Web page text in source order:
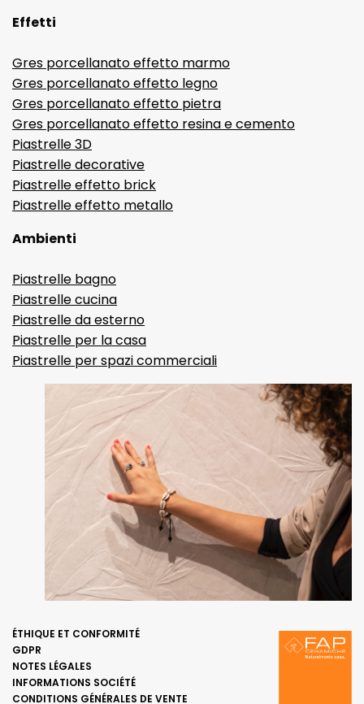
Effetti
Gres porcellanato effetto marmo
Gres porcellanato effetto legno
Gres porcellanato effetto pietra
Gres porcellanato effetto resina e cemento
Piastrelle 3D
Piastrelle decorative
Piastrelle effetto brick
Piastrelle effetto metallo
Ambienti
Piastrelle bagno
Piastrelle cucina
Piastrelle da esterno
Piastrelle per la casa
Piastrelle per spazi commerciali
ÉTHIQUE ET CONFORMITÉ
GDPR
NOTES LÉGALES
INFORMATIONS SOCIÉTÉ
CONDITIONS GÉNÉRALES DE VENTE